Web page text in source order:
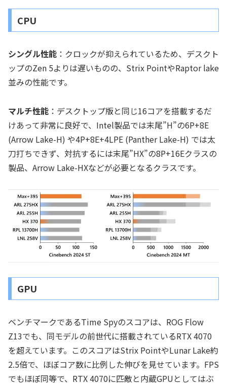
CPU
シングル性能 ：クロックが抑えられているため、デスクト
ップのZen 5よりは遅いものの、Strix PointやRaptor lake
並みの性能です。
マルチ性能 ：デスクトップ版と同じ16コアを搭載するだ
けあって非常に良好で、Intel製品では末尾”H”の6P+8E
(Arrow Lake-H) や4P+8E+4LPE (Panther Lake-H) では太
刀打ちできず、対抗するには末尾”HX”の8P+16Eクラスの
製品、Arrow Lake-HXなどが必要となるクラスです。
GPU
ベンチマークであるTime Spyのスコアは、ROG Flow
Z13でも、同モデルの前世代に搭載されているRTX 4070
を超えています。このスコアはStrix PointやLunar Lake約
2.5倍で、ほぼコア数に比例した伸びを見せています。FPS
でもほぼ同等で、RTX 4070に匹敵と内蔵GPUとしてはぶ